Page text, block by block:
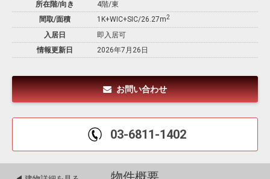
所在階/向き
4階/東
間取/面積
1K+WIC+SIC/26.27m2
入居日
即入居可
情報更新日
2026年7月26日
お問い合わせ
03-6811-1402